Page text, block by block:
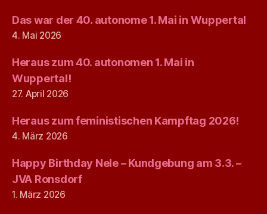
Das war der 40. autonome 1. Mai in Wuppertal
4. Mai 2026
Heraus zum 40. autonomen 1. Mai in
Wuppertal!
27. April 2026
Heraus zum feministischen Kampftag 2026!
4. März 2026
Happy Birthday Nele – Kundgebung am 3.3. –
JVA Ronsdorf
1. März 2026